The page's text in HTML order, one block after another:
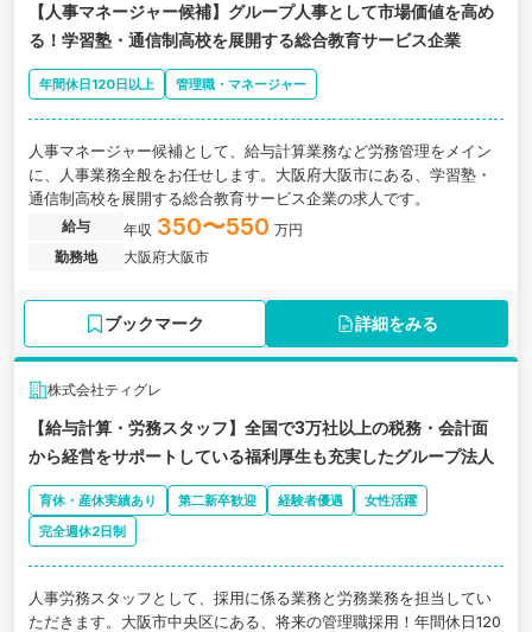
【人事マネージャー候補】グループ人事として市場価値を高め
る！学習塾・通信制高校を展開する総合教育サービス企業
年間休日120日以上 管理職・マネージャー
人事マネージャー候補として、給与計算業務など労務管理をメイン
に、人事業務全般をお任せします。大阪府大阪市にある、学習塾・
通信制高校を展開する総合教育サービス企業の求人です。
給与 年収 350〜550 万円
勤務地
大阪府大阪市
ブックマーク 詳細をみる
株式会社ティグレ
【給与計算・労務スタッフ】全国で3万社以上の税務・会計面
から経営をサポートしている福利厚生も充実したグループ法人
育休・産休実績あり 第二新卒歓迎 経験者優遇
女性活躍
完全週休2日制
人事労務スタッフとして、採用に係る業務と労務業務を担当してい
ただきます。大阪市中央区にある、将来の管理職採用！年間休日120